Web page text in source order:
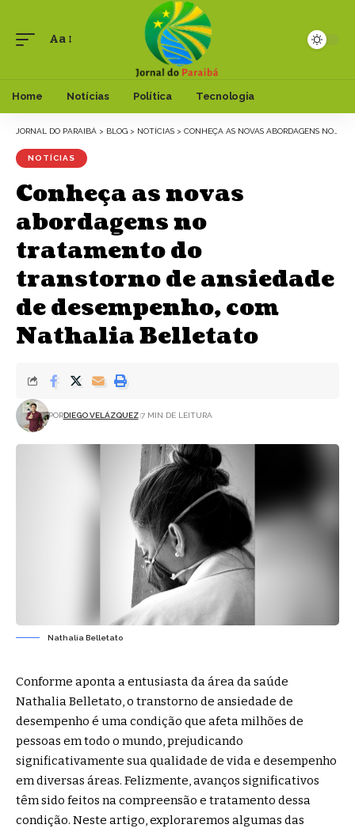
Aa
Home Notícias Política Tecnologia
JORNAL DO PARAIBÁ > BLOG > NOTÍCIAS > CONHEÇA AS NOVAS ABORDAGENS NO TRATAMENTO DO TRANSTORNO DE ANSIEDADE DE DESEMPENHO, COM NATHALIA BELLETATO
NOTÍCIAS
Conheça as novas
abordagens no
tratamento do
transtorno de ansiedade
de desempenho, com
Nathalia Belletato
PORDIEGO VELÁZQUEZ 7 MIN DE LEITURA
Nathalia Belletato
Conforme aponta a entusiasta da área da saúde
Nathalia Belletato, o transtorno de ansiedade de
desempenho é uma condição que afeta milhões de
pessoas em todo o mundo, prejudicando
significativamente sua qualidade de vida e desempenho
em diversas áreas. Felizmente, avanços significativos
têm sido feitos na compreensão e tratamento dessa
condição. Neste artigo, exploraremos algumas das